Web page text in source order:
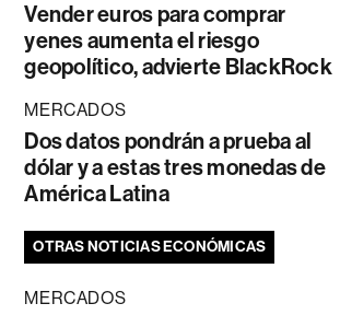
Vender euros para comprar
yenes aumenta el riesgo
geopolítico, advierte BlackRock
MERCADOS
Dos datos pondrán a prueba al
dólar y a estas tres monedas de
América Latina
OTRAS NOTICIAS ECONÓMICAS
MERCADOS